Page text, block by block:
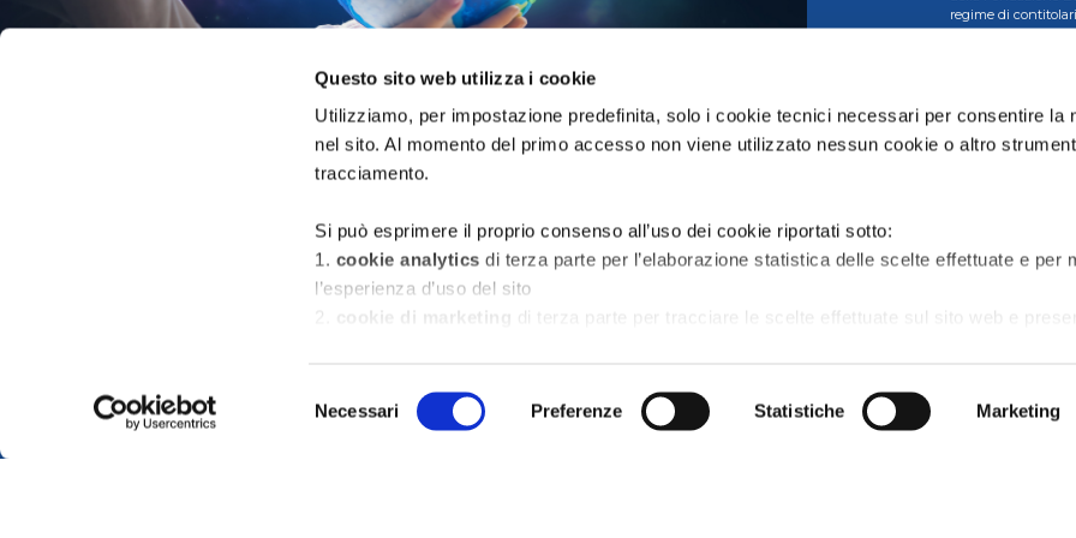
Questo sito web utilizza i cookie
Utilizziamo, per impostazione predefinita, solo i cookie tecnici necessari per consentire la
nel sito. Al momento del primo accesso non viene utilizzato nessun cookie o altro
tracciamento.
Si può esprimere il proprio consenso all’uso dei cookie riportati sotto:
1. cookie analyticsdi terza parte per l’elaborazione statistica delle scelte effettuate e per
l’esperienza d’uso del sito
2.
cookie di marketing di terza parte per tracciare le scelte effettuate sul sito web e
Per maggiori informazioni è possibile consultare la
contenente l’informativa
del
Necessari Preferenze Statistiche Marketing
regime di
tramite strumenti
informativa o di
sostegno della
scientifiche, sociali